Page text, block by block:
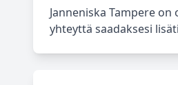
Janneniska Tampere
yhteyttä saadaksesi